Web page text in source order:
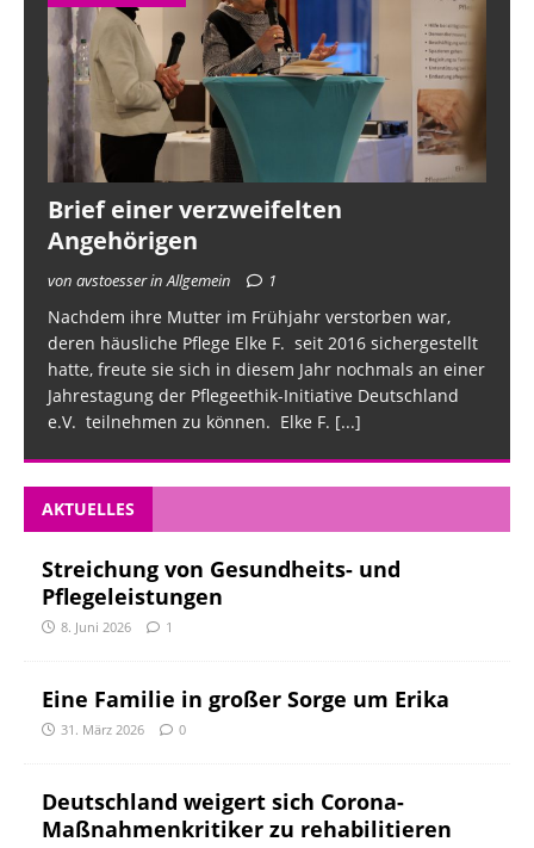
Brief einer verzweifelten
Angehörigen
von avstoesser in Allgemein 1
Nachdem ihre Mutter im Frühjahr verstorben war,
deren häusliche Pflege Elke F. seit 2016 sichergestellt
hatte, freute sie sich in diesem Jahr nochmals an einer
Jahrestagung der Pflegeethik-Initiative Deutschland
e.V. teilnehmen zu können. Elke F. [...]
AKTUELLES
Streichung von Gesundheits- und
Pflegeleistungen
8. Juni 2026 1
Eine Familie in großer Sorge um Erika
31. März 2026 0
Deutschland weigert sich Corona-
Maßnahmenkritiker zu rehabilitieren